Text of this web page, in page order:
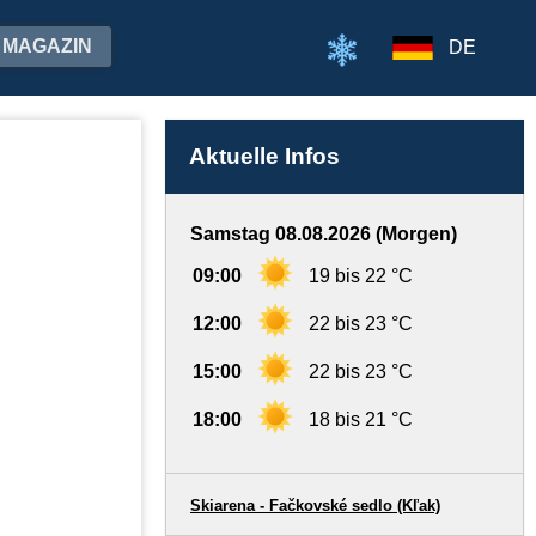
MAGAZIN DE
Aktuelle Infos
Samstag 08.08.2026 (Morgen)
09:00 19 bis 22 °C
12:00 22 bis 23 °C
15:00 22 bis 23 °C
18:00 18 bis 21 °C
Skiarena - Fačkovské sedlo (Kľak)